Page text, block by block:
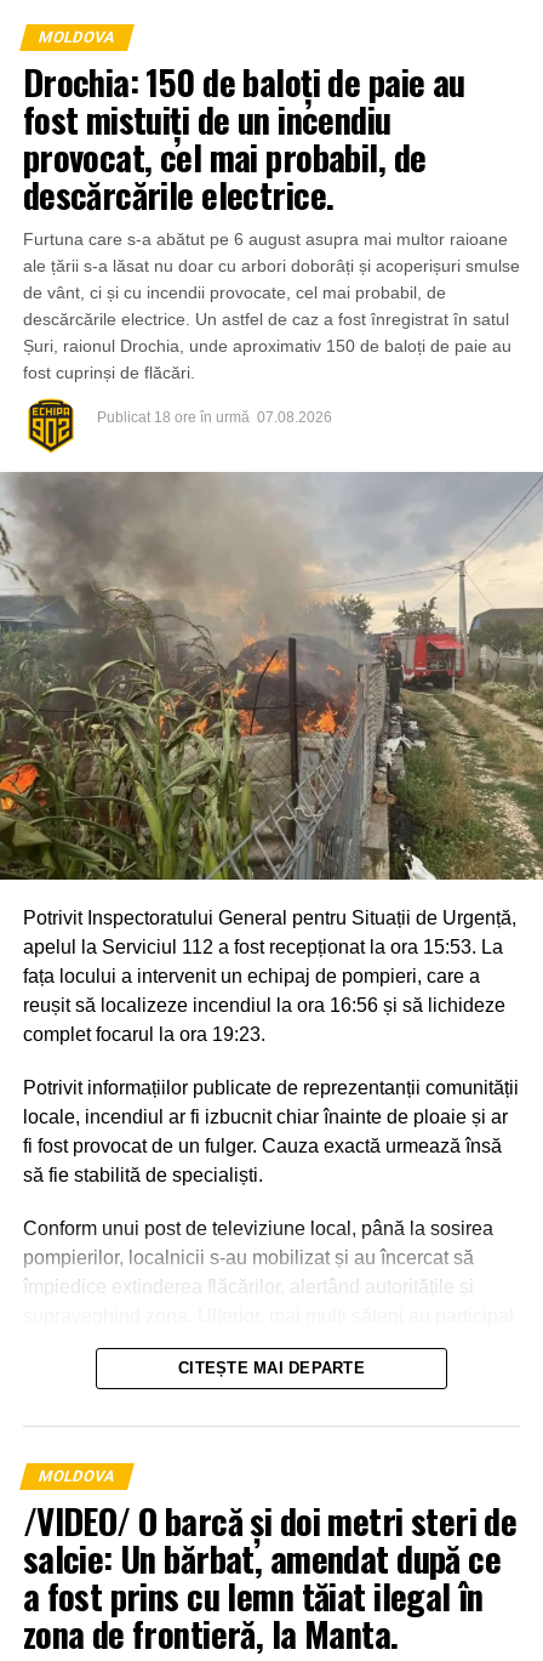
MOLDOVA
Drochia: 150 de baloți de paie au
fost mistuiți de un incendiu
provocat, cel mai probabil, de
descărcările electrice.
Furtuna care s-a abătut pe 6 august asupra mai multor raioane
ale țării s-a lăsat nu doar cu arbori doborâți și acoperișuri smulse
de vânt, ci și cu incendii provocate, cel mai probabil, de
descărcările electrice. Un astfel de caz a fost înregistrat în satul
Șuri, raionul Drochia, unde aproximativ 150 de baloți de paie au
fost cuprinși de flăcări.
Publicat 18 ore în urmă 07.08.2026
Potrivit Inspectoratului General pentru Situații de Urgență,
apelul la Serviciul 112 a fost recepționat la ora 15:53. La
fața locului a intervenit un echipaj de pompieri, care a
reușit să localizeze incendiul la ora 16:56 și să lichideze
complet focarul la ora 19:23.
Potrivit informațiilor publicate de reprezentanții comunității
locale, incendiul ar fi izbucnit chiar înainte de ploaie și ar
fi fost provocat de un fulger. Cauza exactă urmează însă
să fie stabilită de specialiști.
Conform unui post de televiziune local, până la sosirea
pompierilor, localnicii s-au mobilizat și au încercat să
împiedice extinderea flăcărilor, alertând autoritățile și
la intervenție, punând la dispoziția salvatorilor tehnică
agricolă și transportând apă pentru stingerea incendiului.
CITEȘTE MAI DEPARTE
MOLDOVA
/VIDEO/ O barcă și doi metri steri de
salcie: Un bărbat, amendat după ce
a fost prins cu lemn tăiat ilegal în
zona de frontieră, la Manta.